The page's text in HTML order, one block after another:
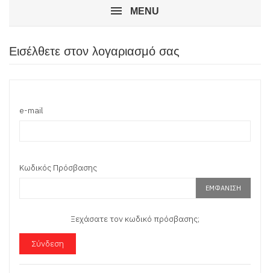
MENU
Εισέλθετε στον λογαριασμό σας
e-mail
Κωδικός Πρόσβασης
ΕΜΦΆΝΙΣΗ
Ξεχάσατε τον κωδικό πρόσβασης;
Σύνδεση